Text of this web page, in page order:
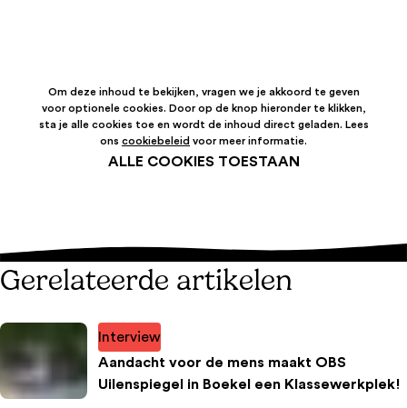
Om deze inhoud te bekijken, vragen we je akkoord te geven
voor optionele cookies. Door op de knop hieronder te klikken,
sta je alle cookies toe en wordt de inhoud direct geladen. Lees
ons cookiebeleid voor meer informatie.
ALLE COOKIES TOESTAAN
Gerelateerde artikelen
Interview
Aandacht voor de mens maakt OBS
Uilenspiegel in Boekel een Klassewerkplek!